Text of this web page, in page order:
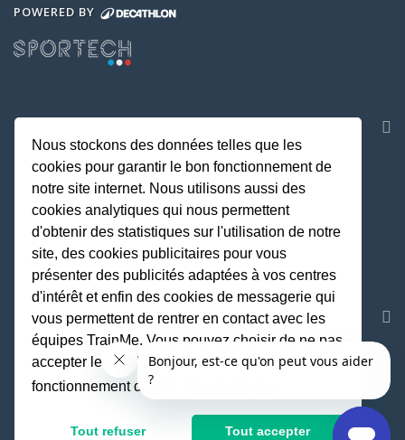
POWERED BY
REJOIGNEZ LA COMMUNAUTE
Fait avec
© TrainMe 2021
Nous stockons des données telles que les
cookies pour garantir le bon fonctionnement de
notre site internet. Nous utilisons aussi des
cookies analytiques qui nous permettent
d'obtenir des statistiques sur l'utilisation de notre
site, des cookies publicitaires pour vous
présenter des publicités adaptées à vos centres
d'intérêt et enfin des cookies de messagerie qui
vous permettent de rentrer en contact avec les
équipes TrainMe. Vous pouvez choisir de ne pas
accepter les cookies non indispensables au
fonctionnement du site.
Tout refuser Tout accepter